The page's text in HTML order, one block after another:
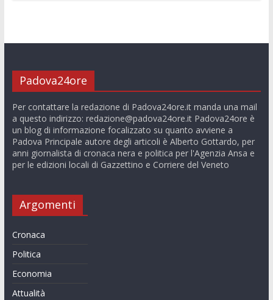
Padova24ore
Per contattare la redazione di Padova24ore.it manda una mail
a questo indirizzo: redazione@padova24ore.itPadova24ore è
un blog di informazione focalizzato su quanto avviene a
Padova Principale autore degli articoli è Alberto Gottardo, per
anni giornalista di cronaca nera e politica per l'Agenzia Ansa e
per le edizioni locali di Gazzettino e Corriere del Veneto
Argomenti
Cronaca
Politica
Economia
Attualità